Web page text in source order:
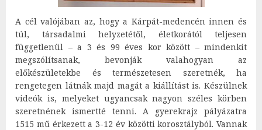
A cél valójában az, hogy a Kárpát-medencén innen és
túl, társadalmi helyzetétől, életkorától teljesen
függetlenül – a 3 és 99 éves kor között – mindenkit
megszólítsanak, bevonják valahogyan az
előkészületekbe és természetesen szeretnék, ha
rengetegen látnák majd magát a kiállítást is. Készülnek
videók is, melyeket ugyancsak nagyon széles körben
szeretnének ismertté tenni. A gyerekrajz pályázatra
1515 mű érkezett a 3-12 év közötti korosztályból. Vannak